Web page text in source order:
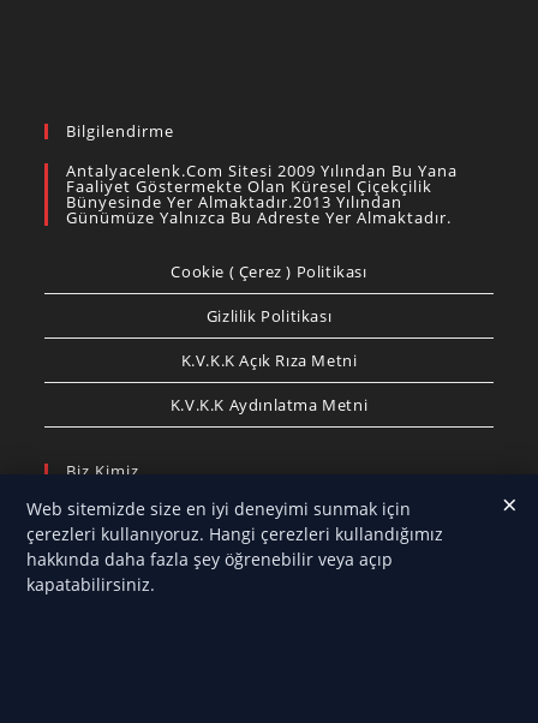
×
Web sitemizde size en iyi deneyimi sunmak için
çerezleri kullanıyoruz. Hangi çerezleri kullandığımız
hakkında daha fazla şey öğrenebilir veya açıp
kapatabilirsiniz.
Bilgilendirme
Antalyacelenk.com Sitesi 2009 Yılından Bu Yana
Faaliyet Göstermekte Olan Küresel Çiçekçilik
Bünyesinde Yer Almaktadır.2013 Yılından
Günümüze Yalnızca Bu Adreste Yer Almaktadır.
Cookie ( Çerez ) Politikası
Gizlilik Politikası
K.V.K.K Açık Rıza Metni
K.V.K.K Aydınlatma Metni
Biz Kimiz
Antalya Çelenkolarak, özel günlerinizi ve anlamlı
anlarınızı en estetik çiçek tasarımlarıyla taçlandırmak
için hizmet veriyoruz. Düğün, nişan, açılış, cenaze,